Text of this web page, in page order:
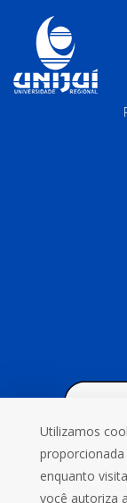
Utilizamos
enquanto
você autoriza